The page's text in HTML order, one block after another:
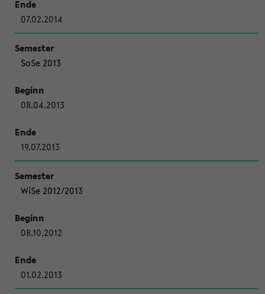
07.02.2014
SoSe 2013
08.04.2013
19.07.2013
WiSe 2012/2013
08.10.2012
01.02.2013